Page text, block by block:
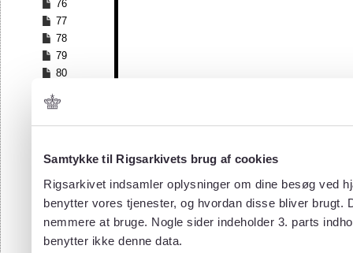
Samtykke til Rigsarkivets brug af cookies
Rigsarkivet indsamler oplysninger om dine besøg ved
benytter vores tjenester, og hvordan disse bliver
nemmere at bruge. Nogle sider indeholder 3. parts
benytter ikke denne data.
76
77
78
79
80
82
83
85
87
88
89
90